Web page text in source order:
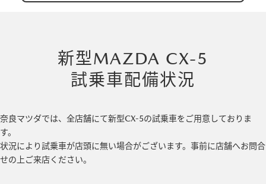
新型MAZDA CX-5
試乗車配備状況
奈良マツダでは、全店舗にて新型CX-5の試乗車をご用意しておりま
す。
状況により試乗車が店頭に無い場合がございます。事前に店舗へお問合
せの上ご来店ください。